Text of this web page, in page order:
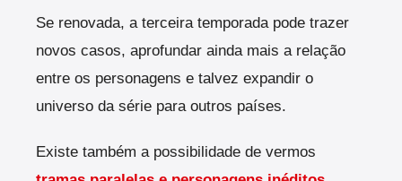
Se renovada, a terceira temporada pode trazer
novos casos, aprofundar ainda mais a relação
entre os personagens e talvez expandir o
universo da série para outros países.
Existe também a possibilidade de vermos